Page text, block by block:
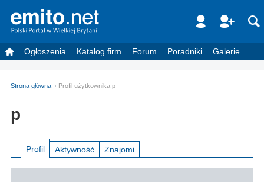
Ogłoszenia Katalog firm Forum Poradniki Galerie
Strona główna Profil użytkownika p
p
Profil Aktywność Znajomi